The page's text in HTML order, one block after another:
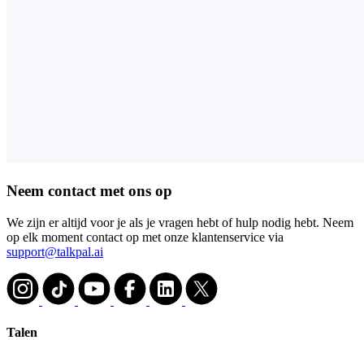
Neem contact met ons op
We zijn er altijd voor je als je vragen hebt of hulp nodig hebt. Neem
op elk moment contact op met onze klantenservice via
support@talkpal.ai
Talen